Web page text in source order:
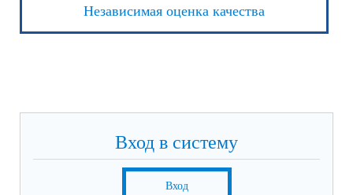
Независимая оценка качества
Вход в систему
Вход